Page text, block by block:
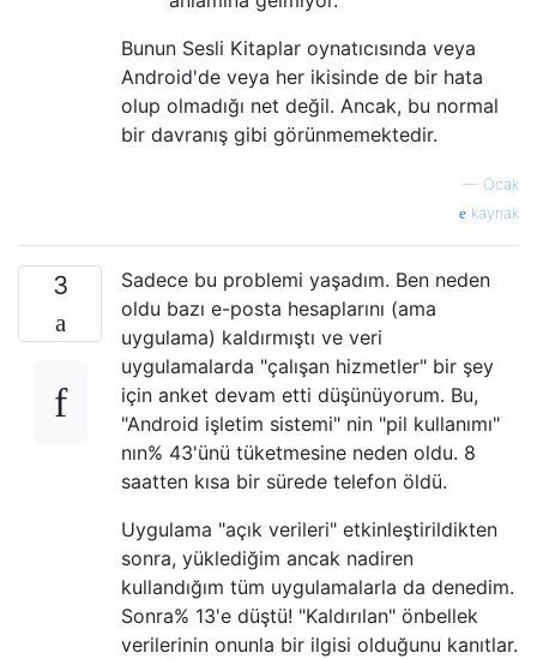
Bunun Sesli Kitaplar oynatıcısında veya
Android'de veya her ikisinde de bir hata
olup olmadığı net değil. Ancak, bu normal
bir davranış gibi görünmemektedir.
— Ocak
kaynak
3
Sadece bu problemi yaşadım. Ben neden
oldu bazı e-posta hesaplarını (ama
uygulama) kaldırmıştı ve veri
uygulamalarda "çalışan hizmetler" bir şey
için anket devam etti düşünüyorum. Bu,
"Android işletim sistemi" nin "pil kullanımı"
nın% 43'ünü tüketmesine neden oldu. 8
saatten kısa bir sürede telefon öldü.
Uygulama "açık verileri" etkinleştirildikten
sonra, yüklediğim ancak nadiren
kullandığım tüm uygulamalarla da denedim.
Sonra% 13'e düştü! "Kaldırılan" önbellek
verilerinin onunla bir ilgisi olduğunu kanıtlar.